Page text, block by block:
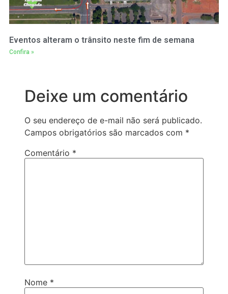
Eventos alteram o trânsito neste fim de semana
Confira »
Deixe um comentário
O seu endereço de e-mail não será publicado.
Campos obrigatórios são marcados com *
Comentário *
Nome *